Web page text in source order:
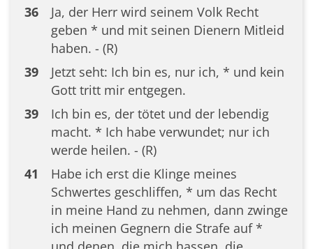
36
Ja, der Herr wird seinem Volk Recht
geben * und mit seinen Dienern Mitleid
haben. - (R)
39
Jetzt seht: Ich bin es, nur ich, * und kein
Gott tritt mir entgegen.
39
Ich bin es, der tötet und der lebendig
macht. * Ich habe verwundet; nur ich
werde heilen. - (R)
41
Habe ich erst die Klinge meines
Schwertes geschliffen, * um das Recht
in meine Hand zu nehmen, dann zwinge
ich meinen Gegnern die Strafe auf *